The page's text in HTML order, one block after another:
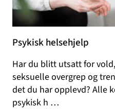
Psykisk helsehjelp
Har du blitt utsatt for
seksuelle overgrep og
det du har opplevd? Alle
psykisk h …